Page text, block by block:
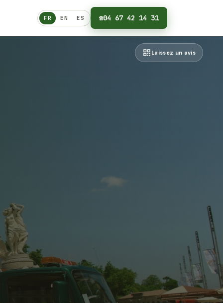
Français
FR EN ES ☎04 67 42 14 31
Laissez un avis